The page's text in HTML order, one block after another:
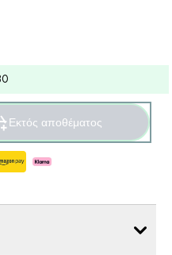
Εκτός αποθέματος